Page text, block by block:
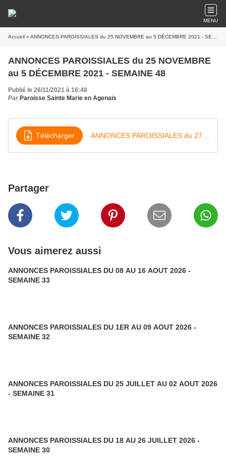
MENU
Accueil » ANNONCES PAROISSIALES du 25 NOVEMBRE au 5 DÉCEMBRE 2021 - SEMAINE 48
ANNONCES PAROISSIALES du 25 NOVEMBRE
au 5 DÉCEMBRE 2021 - SEMAINE 48
Publié le 26/11/2021 à 16:48
Par Paroisse Sainte Marie en Agenais
Télécharger
Partager
Vous aimerez aussi
ANNONCES PAROISSIALES DU 08 AU 16 AOUT 2026 -
SEMAINE 33
ANNONCES PAROISSIALES DU 1ER AU 09 AOUT 2026 -
SEMAINE 32
ANNONCES PAROISSIALES DU 25 JUILLET AU 02 AOUT 2026
- SEMAINE 31
ANNONCES PAROISSIALES DU 18 AU 26 JUILLET 2026 -
SEMAINE 30